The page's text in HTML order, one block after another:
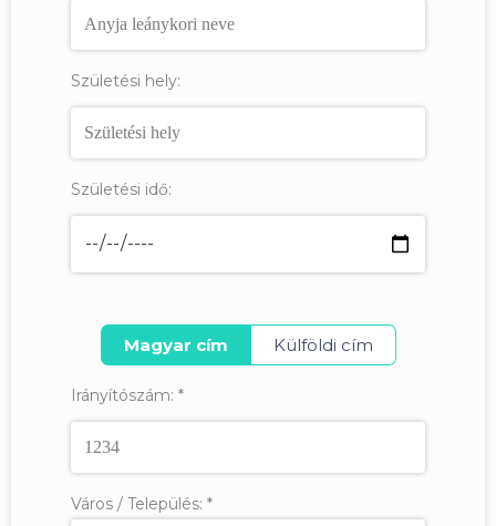
Születési hely:
Születési idő:
Magyar cím Külföldi cím
Irányítószám: *
Város / Település: *